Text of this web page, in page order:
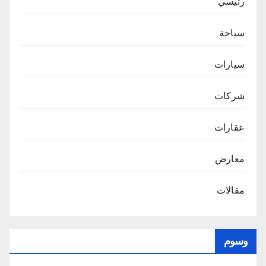
سياحة
سيارات
شركات
عقارات
معارض
مقالات
وسوم